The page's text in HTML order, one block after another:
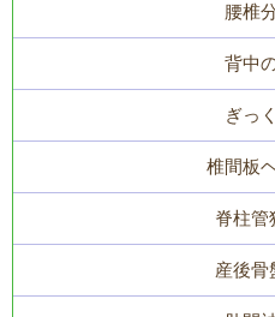
腰椎
背中
ぎっ
椎間板
脊柱管
産後骨